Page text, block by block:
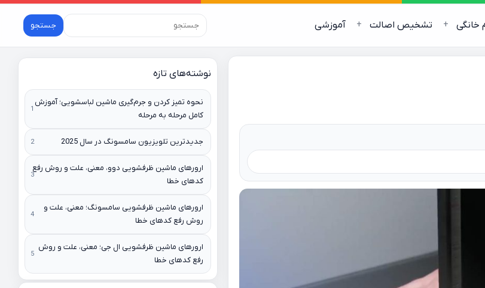
خانگی تشخیص اصالت آموزشی جستجو
نوشته‌های تازه
نحوه تمیز کردن و جرم‌گیری ماشین لباسشویی؛ آموزش
کامل مرحله به مرحله
جدیدترین تلویزیون سامسونگ در سال 2025
ارورهای ماشین ظرفشویی دوو، معنی، علت و روش رفع
کدهای خطا
ارورهای ماشین ظرفشویی سامسونگ؛ معنی، علت و
روش رفع کدهای خطا
ارورهای ماشین ظرفشویی ال جی؛ معنی، علت و روش
رفع کدهای خطا